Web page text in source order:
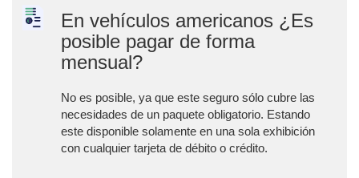
En vehículos americanos ¿Es
posible pagar de forma
mensual?
No es posible, ya que este seguro sólo cubre las
necesidades de un paquete obligatorio. Estando
este disponible solamente en una sola exhibición
con cualquier tarjeta de débito o crédito.